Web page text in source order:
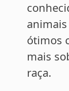
ótimos
mais
raça.